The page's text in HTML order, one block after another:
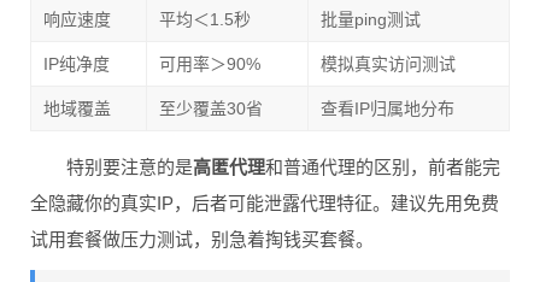
响应速度
平均＜1.5秒 批量ping测试
IP纯净度 可用率＞90% 模拟真实访问测试
地域覆盖 至少覆盖30省 查看IP归属地分布
特别要注意的是高匿代理和普通代理的区别，前者能完
全隐藏你的真实IP，后者可能泄露代理特征。建议先用免费
试用套餐做压力测试，别急着掏钱买套餐。